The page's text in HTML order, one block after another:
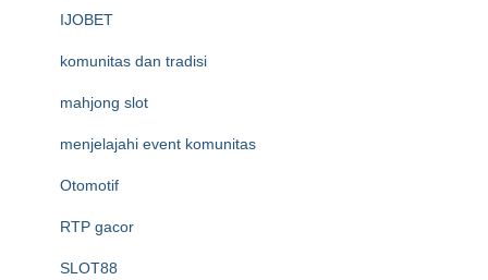
IJOBET
komunitas dan tradisi
mahjong slot
menjelajahi event komunitas
Otomotif
RTP gacor
SLOT88